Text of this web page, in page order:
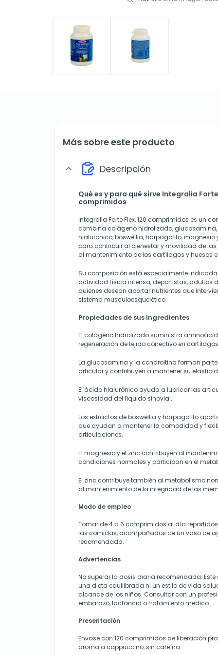
Más sobre este producto
expand_more Descripción
Qué es y para qué sirve Integralia Forte
comprimidos
Integralia Forte Flex, 120 comprimidos es un
combina colágeno hidrolizado,
hialurónico, boswellia, harpagofito, magnesio
para contribuir al bienestar y movilidad de
al mantenimiento de los cartílagos y huesos
Su composición está especialmente
actividad física intensa, deportistas, adultos
quienes desean aportar nutrientes que
sistema musculoesquelético.
Propiedades de sus ingredientes
El colágeno hidrolizado suministra
regeneración de tejido conectivo en
La glucosamina y la condroitina forman
articular y contribuyen a mantener su
El ácido hialurónico ayuda a lubricar las
viscosidad del líquido sinovial.
Los extractos de boswellia y harpagofito
que ayudan a mantener la comodidad y
articulaciones.
El magnesio y el zinc contribuyen al
condiciones normales y participan en el
El zinc contribuye también al metabolismo
al mantenimiento de la integridad de las
Modo de empleo
Tomar de 4 a 6 comprimidos al día
las comidas, acompañados de un vaso de
recomendada.
Advertencias
No superar la dosis diaria recomendada.
una dieta equilibrada ni un estilo de vida
alcance de los niños. Consultar con un
embarazo, lactancia o tratamiento médico.
Presentación
Envase con 120 comprimidos de liberación
aroma a cappuccino, sin cafeína.